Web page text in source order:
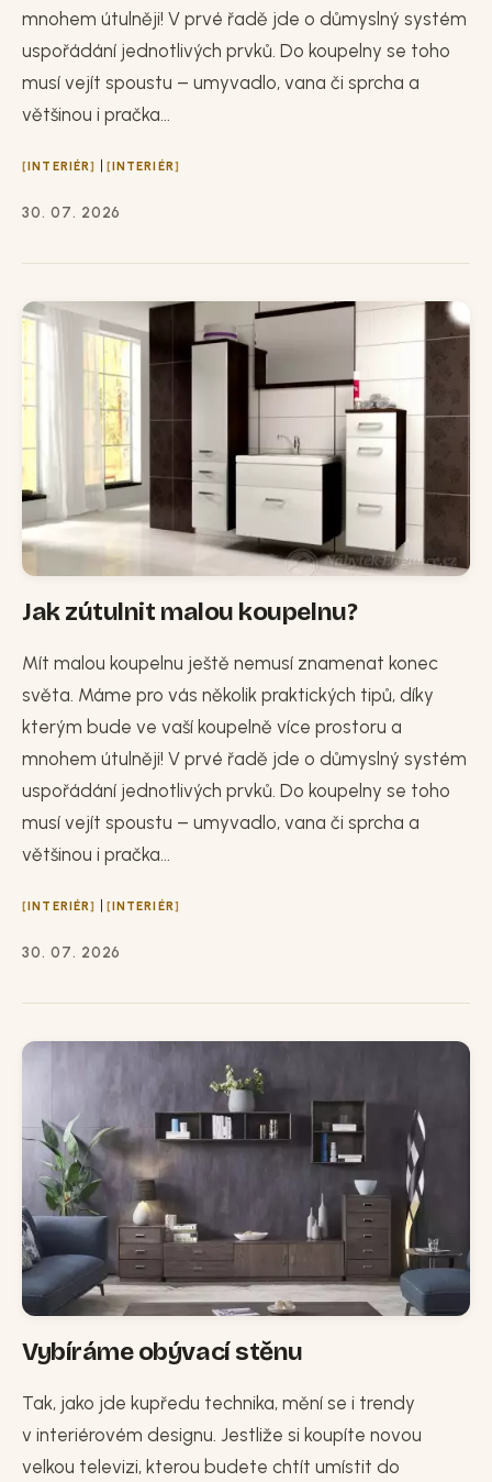
mnohem útulněji! V prvé řadě jde o důmyslný systém
uspořádání jednotlivých prvků. Do koupelny se toho
musí vejít spoustu – umyvadlo, vana či sprcha a
většinou i pračka...
INTERIÉR | INTERIÉR
30. 07. 2026
Jak zútulnit malou koupelnu?
Mít malou koupelnu ještě nemusí znamenat konec
světa. Máme pro vás několik praktických tipů, díky
kterým bude ve vaší koupelně více prostoru a
mnohem útulněji! V prvé řadě jde o důmyslný systém
uspořádání jednotlivých prvků. Do koupelny se toho
musí vejít spoustu – umyvadlo, vana či sprcha a
většinou i pračka...
INTERIÉR | INTERIÉR
30. 07. 2026
Vybíráme obývací stěnu
Tak, jako jde kupředu technika, mění se i trendy
v interiérovém designu. Jestliže si koupíte novou
velkou televizi, kterou budete chtít umístit do